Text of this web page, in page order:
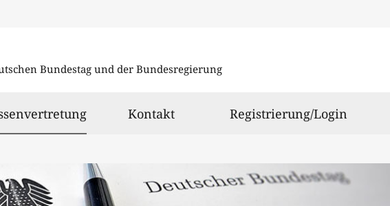
Bundestag und der Bundesregierung
ausgewählt
Kontakt Registrierung/Login